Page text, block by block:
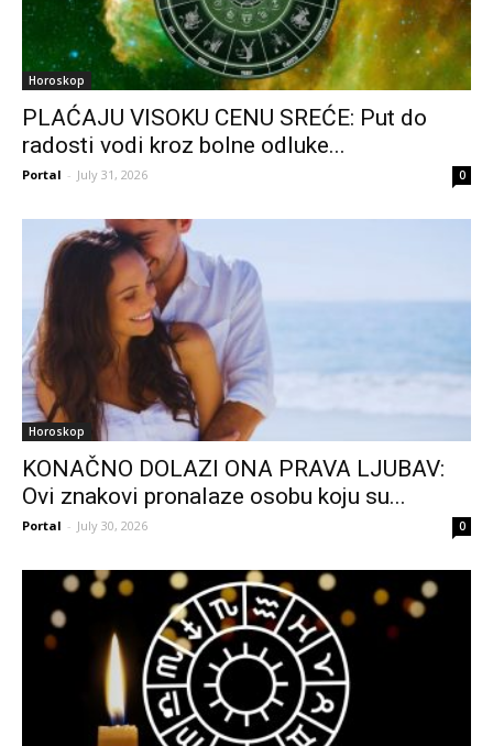
Horoskop
PLAĆAJU VISOKU CENU SREĆE: Put do
radosti vodi kroz bolne odluke...
Portal - July 31, 2026 0
Horoskop
KONAČNO DOLAZI ONA PRAVA LJUBAV:
Ovi znakovi pronalaze osobu koju su...
Portal - July 30, 2026 0